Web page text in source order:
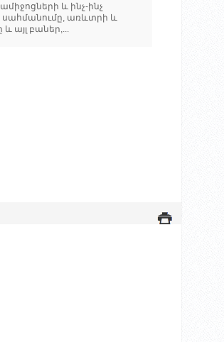
և ինչ-ինչ
առևտրի և
այլ բաներ,...